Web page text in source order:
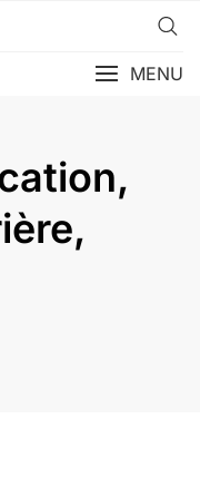
MENU